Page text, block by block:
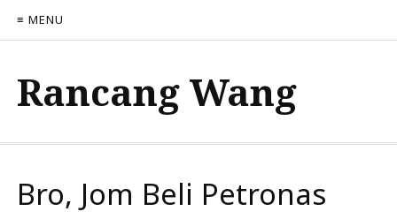
≡ MENU
Rancang Wang
Bro, Jom Beli Petronas